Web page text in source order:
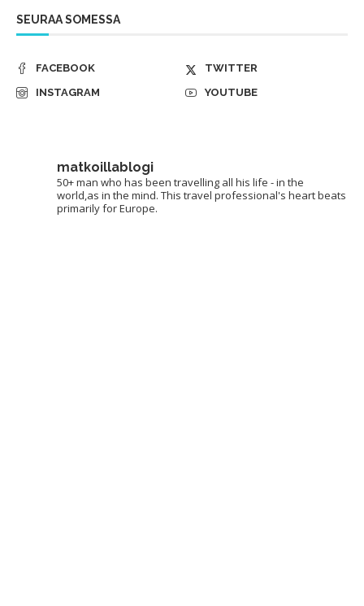
SEURAA SOMESSA
FACEBOOK
TWITTER
INSTAGRAM
YOUTUBE
matkoillablogi
50+ man who has been travelling all his life - in the
world,as in the mind. This travel professional's heart beats
primarily for Europe.